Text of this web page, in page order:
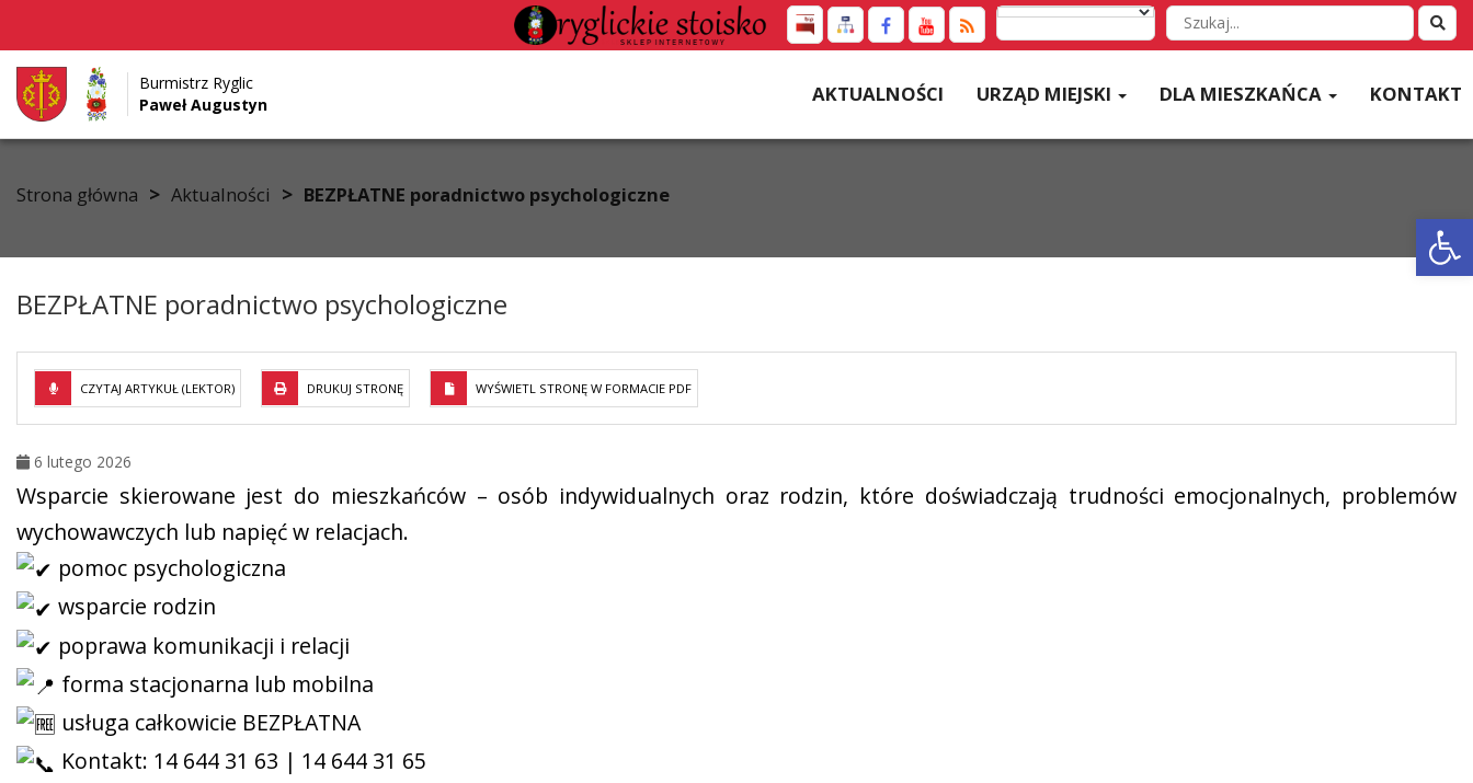
Przejdź do menu
Przejdź do głównej treści strony
Przejdź do stopki strony
Wyszukaj
w
Burmistrz Ryglic
Paweł Augustyn
AKTUALNOŚCI URZĄD MIEJSKI DLA MIESZKAŃCA KONTAKT
Strona główna > Aktualności > BEZPŁATNE poradnictwo psychologiczne
BEZPŁATNE poradnictwo psychologiczne
CZYTAJ ARTYKUŁ (LEKTOR) DRUKUJ STRONĘ WYŚWIETL STRONĘ W FORMACIE PDF
6 lutego 2026
Wsparcie skierowane jest do mieszkańców – osób indywidualnych oraz rodzin, które doświadczają trudności emocjonalnych, problemów
wychowawczych lub napięć w relacjach.
pomoc psychologiczna
wsparcie rodzin
poprawa komunikacji i relacji
forma stacjonarna lub mobilna
usługa całkowicie BEZPŁATNA
Kontakt: 14 644 31 63 | 14 644 31 65